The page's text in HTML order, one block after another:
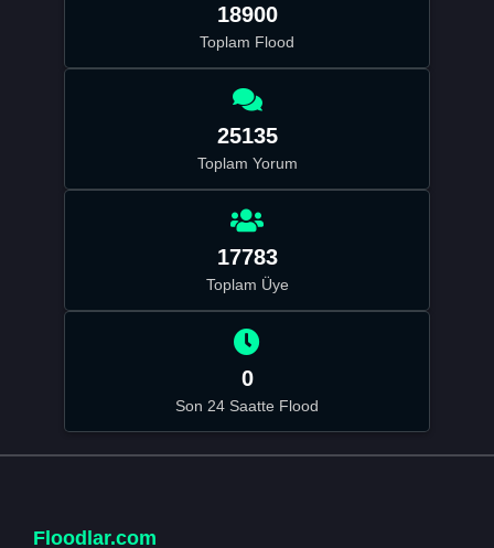
18900
Toplam Flood
25135
Toplam Yorum
17783
Toplam Üye
0
Son 24 Saatte Flood
Floodlar.com